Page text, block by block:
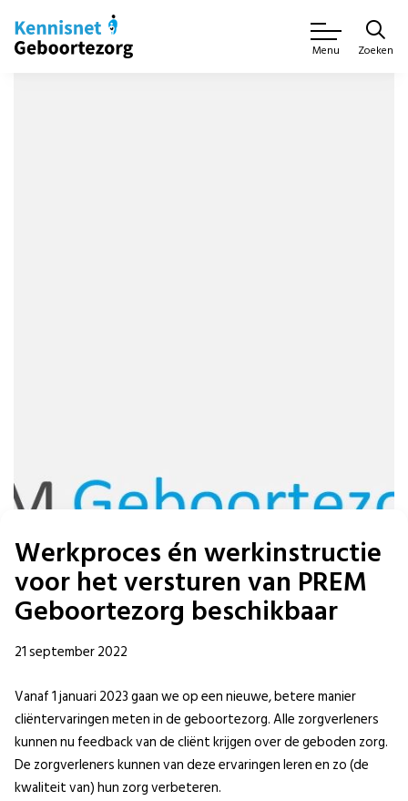
Menu Zoeken
Werkproces én werkinstructie
voor het versturen van PREM
Geboortezorg beschikbaar
21 september 2022
Vanaf 1 januari 2023 gaan we op een nieuwe, betere manier
cliëntervaringen meten in de geboortezorg. Alle zorgverleners
kunnen nu feedback van de cliënt krijgen over de geboden zorg.
De zorgverleners kunnen van deze ervaringen leren en zo (de
kwaliteit van) hun zorg verbeteren.